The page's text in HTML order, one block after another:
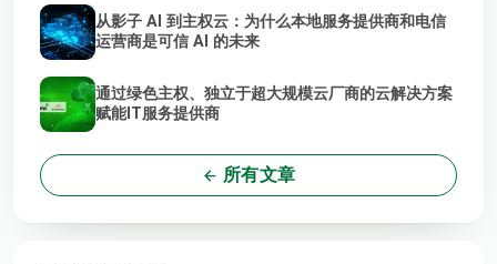
从影子 AI 到主权云：为什么本地服务提供商和电信
运营商是可信 AI 的未来
通过绿色主权、独立于超大规模云厂商的云解决方案
赋能IT服务提供商
所有文章